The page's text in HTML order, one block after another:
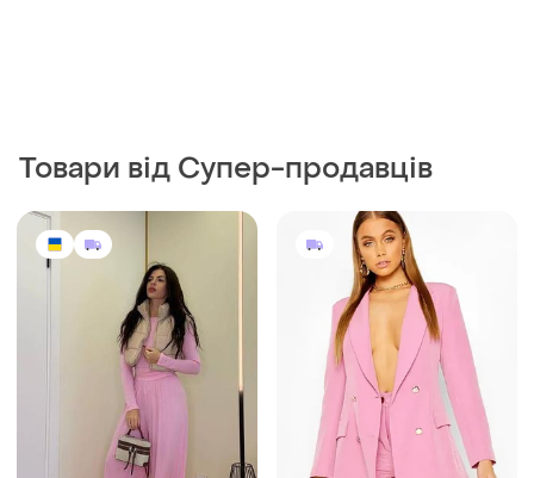
Товари від Супер-продавців